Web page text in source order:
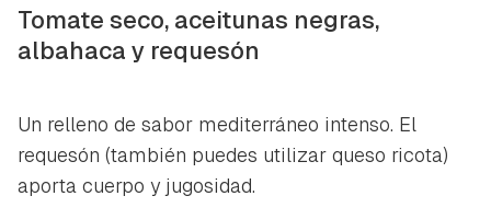
Tomate seco, aceitunas negras,
albahaca y requesón
Un relleno de sabor mediterráneo intenso. El
requesón (también puedes utilizar queso ricota)
aporta cuerpo y jugosidad.